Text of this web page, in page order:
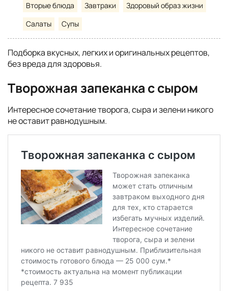
Вторые блюда
Завтраки
Здоровый образ жизни
Салаты
Супы
Подборка вкусных, легких и оригинальных рецептов,
без вреда для здоровья.
Творожная запеканка с сыром
Интересное сочетание творога, сыра и зелени никого
не оставит равнодушным.